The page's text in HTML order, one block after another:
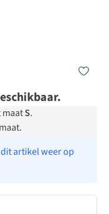
maatS.
artikel weer op